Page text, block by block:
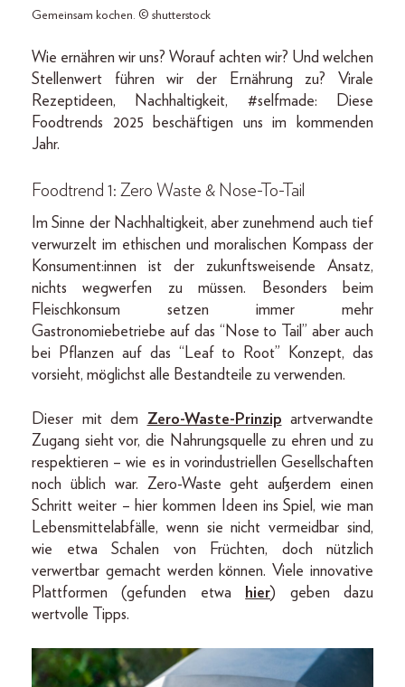
Gemeinsam kochen. © shutterstock
Wie ernähren wir uns? Worauf achten wir? Und welchen
Stellenwert führen wir der Ernährung zu? Virale
Rezeptideen, Nachhaltigkeit, #selfmade: Diese
Foodtrends 2025 beschäftigen uns im kommenden
Jahr.
Foodtrend 1: Zero Waste & Nose-To-Tail
Im Sinne der Nachhaltigkeit, aber zunehmend auch tief
verwurzelt im ethischen und moralischen Kompass der
Konsument:innen ist der zukunftsweisende Ansatz,
nichts wegwerfen zu müssen. Besonders beim
Fleischkonsum setzen immer mehr
Gastronomiebetriebe auf das “Nose to Tail” aber auch
bei Pflanzen auf das “Leaf to Root” Konzept, das
vorsieht, möglichst alle Bestandteile zu verwenden.
Dieser mit dem Zero-Waste-Prinzip artverwandte
Zugang sieht vor, die Nahrungsquelle zu ehren und zu
respektieren – wie es in vorindustriellen Gesellschaften
noch üblich war. Zero-Waste geht außerdem einen
Schritt weiter – hier kommen Ideen ins Spiel, wie man
Lebensmittelabfälle, wenn sie nicht vermeidbar sind,
wie etwa Schalen von Früchten, doch nützlich
verwertbar gemacht werden können. Viele innovative
Plattformen (gefunden etwa
hier) geben dazu
wertvolle Tipps.